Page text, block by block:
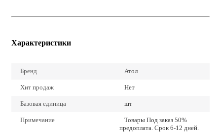
Характеристики
Бренд Атол
Хит продаж Нет
Базовая единица шт
Примечание
Товары Под заказ 50%
предоплата. Срок 6-12 дней.